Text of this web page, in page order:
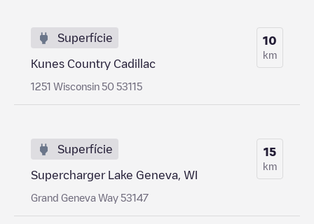
Superfície
Kunes Country Cadillac
1251 Wisconsin 50 53115
10
km
Superfície
Supercharger Lake Geneva, WI
Grand Geneva Way 53147
15
km